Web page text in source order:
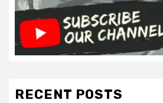
RECENT POSTS